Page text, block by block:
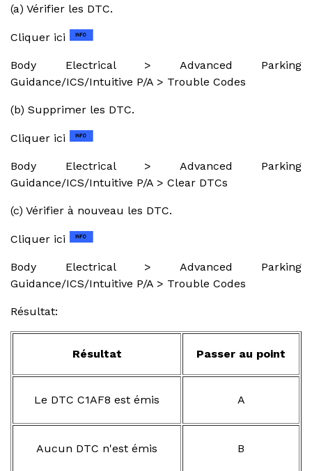
(a) Vérifier les DTC.
Cliquer ici
Body Electrical > Advanced Parking
Guidance/ICS/Intuitive P/A > Trouble Codes
(b) Supprimer les DTC.
Cliquer ici
Body Electrical > Advanced Parking
Guidance/ICS/Intuitive P/A > Clear DTCs
(c) Vérifier à nouveau les DTC.
Cliquer ici
Body Electrical > Advanced Parking
Guidance/ICS/Intuitive P/A > Trouble Codes
Résultat:
Résultat Passer au point
Le DTC C1AF8 est émis A
Aucun DTC n'est émis B